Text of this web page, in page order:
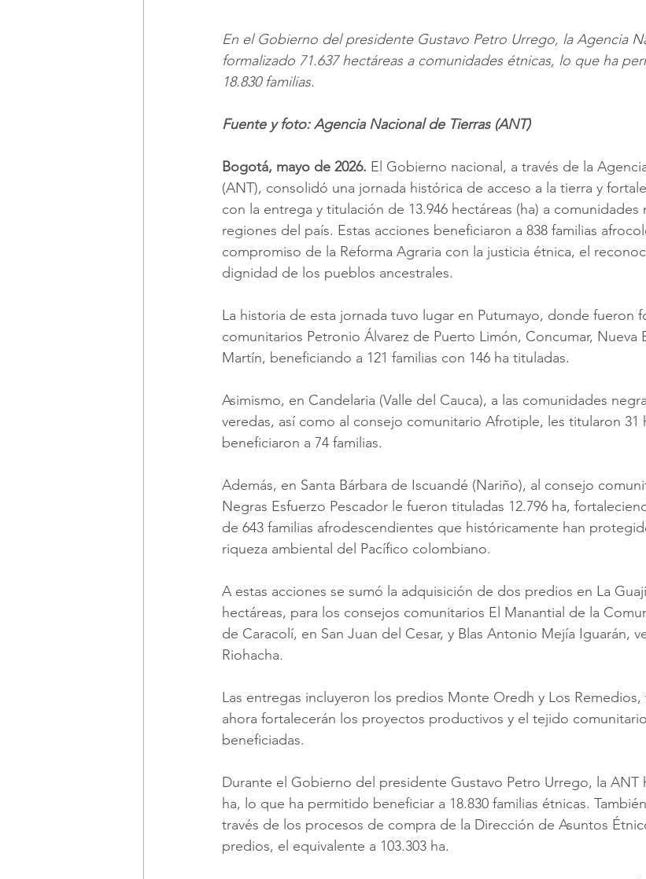
En el Gobierno del presidente Gustavo Petro Urrego, la Agencia
formalizado 71.637 hectáreas a comunidades étnicas, lo que ha
18.830 familias.
Fuente y foto: Agencia Nacional de Tierras (ANT)
Bogotá, mayo de 2026. El Gobierno nacional, a través de la
(ANT), consolidó una jornada histórica de acceso a la tierra y
con la entrega y titulación de 13.946 hectáreas (ha) a comunidades
regiones del país. Estas acciones beneficiaron a 838 familias
compromiso de la Reforma Agraria con la justicia étnica, el
dignidad de los pueblos ancestrales.
La historia de esta jornada tuvo lugar en Putumayo, donde fueron
comunitarios Petronio Álvarez de Puerto Limón, Concumar, Nueva
Martín, beneficiando a 121 familias con 146 ha tituladas.
Asimismo, en Candelaria (Valle del Cauca), a las comunidades
veredas, así como al consejo comunitario Afrotiple, les titularon 31
beneficiaron a 74 familias.
Además, en Santa Bárbara de Iscuandé (Nariño), al consejo
Negras Esfuerzo Pescador le fueron tituladas 12.796 ha,
de 643 familias afrodescendientes que históricamente han
riqueza ambiental del Pacífico colombiano.
A estas acciones se sumó la adquisición de dos predios en La
hectáreas, para los consejos comunitarios El Manantial de la
de Caracolí, en San Juan del Cesar, y Blas Antonio Mejía Iguarán,
Riohacha.
Las entregas incluyeron los predios Monte Oredh y Los
ahora fortalecerán los proyectos productivos y el tejido
beneficiadas.
Durante el Gobierno del presidente Gustavo Petro Urrego, la ANT
ha, lo que ha permitido beneficiar a 18.830 familias étnicas.
través de los procesos de compra de la Dirección de Asuntos
predios, el equivalente a 103.303 ha.